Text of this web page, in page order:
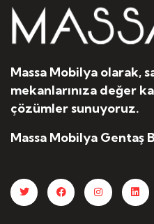
Massa Mobilya olarak,
mekanlarınıza değer
çözümler sunuyoruz.
Massa Mobilya Gentaş